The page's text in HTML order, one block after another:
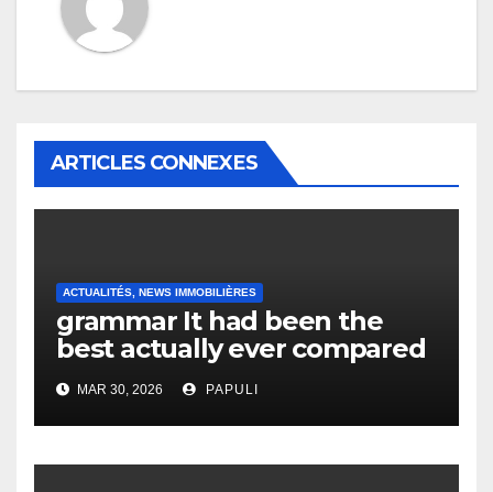
ARTICLES CONNEXES
ACTUALITÉS, NEWS IMMOBILIÈRES
grammar It had been the
best actually ever compared
to it’s the top actually?
English Vocabulary Learners
Heap Change
MAR 30, 2026 PAPULI